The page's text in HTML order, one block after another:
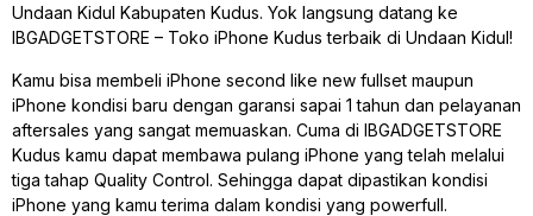
Undaan Kidul Kabupaten Kudus. Yok langsung datang ke
IBGADGETSTORE – Toko iPhone Kudus terbaik di Undaan Kidul!
Kamu bisa membeli iPhone second like new fullset maupun
iPhone kondisi baru dengan garansi sapai 1 tahun dan pelayanan
aftersales yang sangat memuaskan. Cuma di IBGADGETSTORE
Kudus kamu dapat membawa pulang iPhone yang telah melalui
tiga tahap Quality Control. Sehingga dapat dipastikan kondisi
iPhone yang kamu terima dalam kondisi yang powerfull.